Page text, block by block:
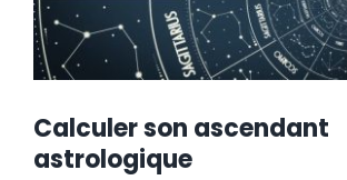
Calculer son ascendant
astrologique